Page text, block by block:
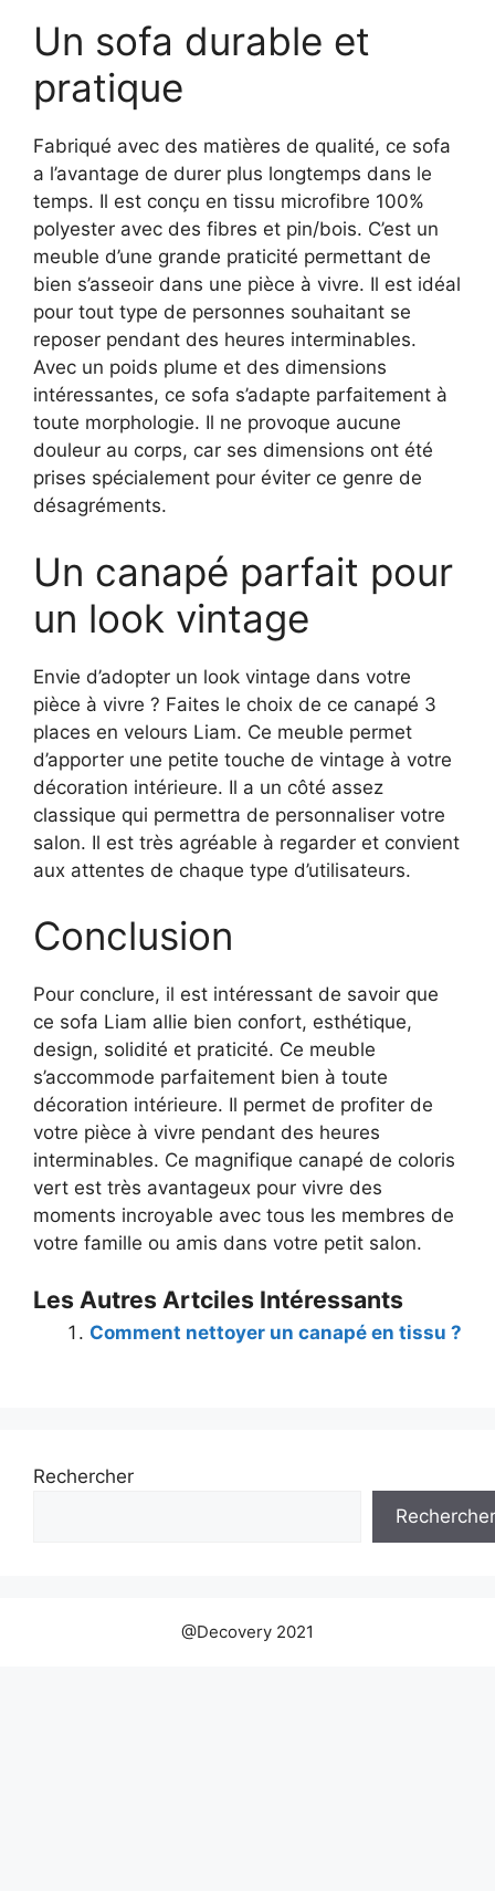
Un sofa durable et
pratique
Fabriqué avec des matières de qualité, ce sofa
a l’avantage de durer plus longtemps dans le
temps. Il est conçu en tissu microfibre 100%
polyester avec des fibres et pin/bois. C’est un
meuble d’une grande praticité permettant de
bien s’asseoir dans une pièce à vivre. Il est idéal
pour tout type de personnes souhaitant se
reposer pendant des heures interminables.
Avec un poids plume et des dimensions
intéressantes, ce sofa s’adapte parfaitement à
toute morphologie. Il ne provoque aucune
douleur au corps, car ses dimensions ont été
prises spécialement pour éviter ce genre de
désagréments.
Un canapé parfait pour
un look vintage
Envie d’adopter un look vintage dans votre
pièce à vivre ? Faites le choix de ce canapé 3
places en velours Liam. Ce meuble permet
d’apporter une petite touche de vintage à votre
décoration intérieure. Il a un côté assez
classique qui permettra de personnaliser votre
salon. Il est très agréable à regarder et convient
aux attentes de chaque type d’utilisateurs.
Conclusion
Pour conclure, il est intéressant de savoir que
ce sofa Liam allie bien confort, esthétique,
design, solidité et praticité. Ce meuble
s’accommode parfaitement bien à toute
décoration intérieure. Il permet de profiter de
votre pièce à vivre pendant des heures
interminables. Ce magnifique canapé de coloris
vert est très avantageux pour vivre des
moments incroyable avec tous les membres de
votre famille ou amis dans votre petit salon.
Les Autres Artciles Intéressants
Comment nettoyer un canapé en tissu ?
Rechercher
Rechercher
@Decovery 2021